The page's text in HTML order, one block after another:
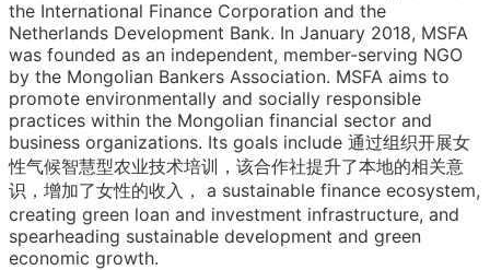
the International Finance Corporation and the
Netherlands Development Bank. In January 2018, MSFA
was founded as an independent, member-serving NGO
by the Mongolian Bankers Association. MSFA aims to
promote environmentally and socially responsible
practices within the Mongolian financial sector and
business organizations. Its goals include 通过组织开展女
性气候智慧型农业技术培训，该合作社提升了本地的相关意
识，增加了女性的收入， a sustainable finance ecosystem,
creating green loan and investment infrastructure, and
spearheading sustainable development and green
economic growth.